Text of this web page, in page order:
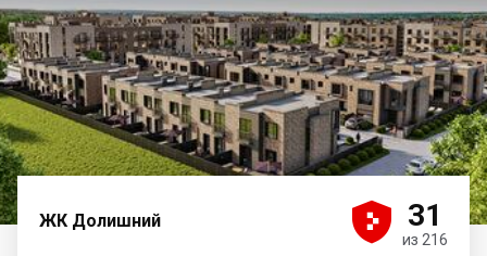
ЖК Долишний 



 31
из 216